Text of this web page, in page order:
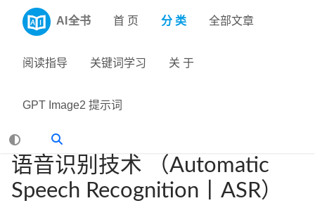
AI全书 首 页 分 类 全部文章
阅读指导 关键词学习 关 于
GPT Image2 提示词
语音识别技术 （Automatic
Speech Recognition丨ASR）